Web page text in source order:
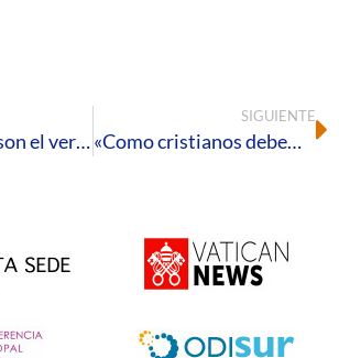
“Los feligreses son el verdadero motor de subsistencia de la Iglesia”
SIGUIENTE
«Como cristianos debemos discernir entre los partidos que ponen a la persona en el centro de sus políticas»